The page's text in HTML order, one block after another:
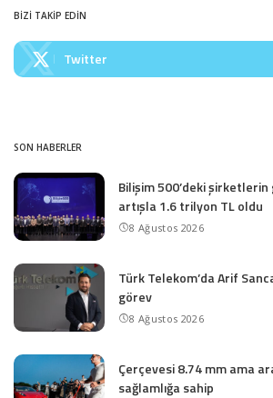
BİZİ TAKİP EDİN
Twitter
SON HABERLER
Bilişim 500’deki
artışla 1.6 trilyon TL oldu
8 Ağustos 2026
Türk Telekom’da Arif
görev
8 Ağustos 2026
Çerçevesi 8.74 mm ama
sağlamlığa sahip